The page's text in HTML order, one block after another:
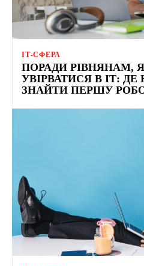
ІТ-СФЕРА
ПОРАДИ РІВНЯНАМ,
УВІРВАТИСЯ В ІТ:
ЗНАЙТИ ПЕРШУ